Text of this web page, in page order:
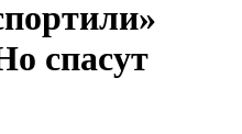
спасут